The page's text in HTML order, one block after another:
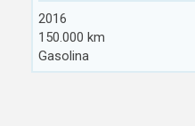
2016
150.000 km
Gasolina